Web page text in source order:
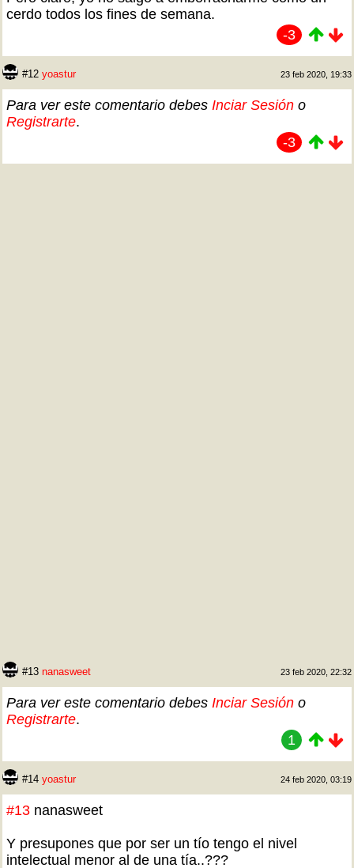
cerdo todos los fines de semana.
-3
#12 yoastur 23 feb 2020, 19:33
Para ver este comentario debes Inciar Sesión o
Registrarte.
-3
#13 nanasweet 23 feb 2020, 22:32
Para ver este comentario debes Inciar Sesión o
Registrarte.
1
#14 yoastur 24 feb 2020, 03:19
#13 nanasweet
Y presupones que por ser un tío tengo el nivel
intelectual menor al de una tía..???